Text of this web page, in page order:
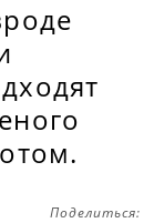
Поделиться: